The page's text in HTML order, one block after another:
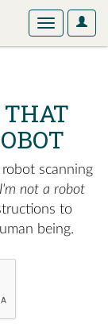
User
Toggle
scanning
I'm not a robot
to
being.